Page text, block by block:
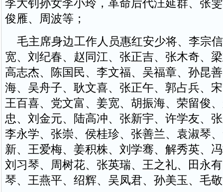
李大钊孙女李小玲，革命后代汪延群、张
俊雁、周波等；
毛主席身边工作人员惠红安少将、李宗
宽、刘纪春、赵同江、张正吉、张木奇、
高志杰、陈国民、李文福、吴福章、孙昆
海、吴舟子、耿文喜、张正午、郭占兵、
王百喜、党文富、姜宽、胡振海、荣留俊
忠、刘金元、陆高冲、张新宇、许学友、
李永学、张崇、侯桂珍、张善兰、袁淑琴
新、王爱梅、姜积株、刘学骞、解秀英、
刘习琴、周树花、张英瑞、王之礼、田永
琴、王燕平、绍辉、吴凤君、孙美玉、毛